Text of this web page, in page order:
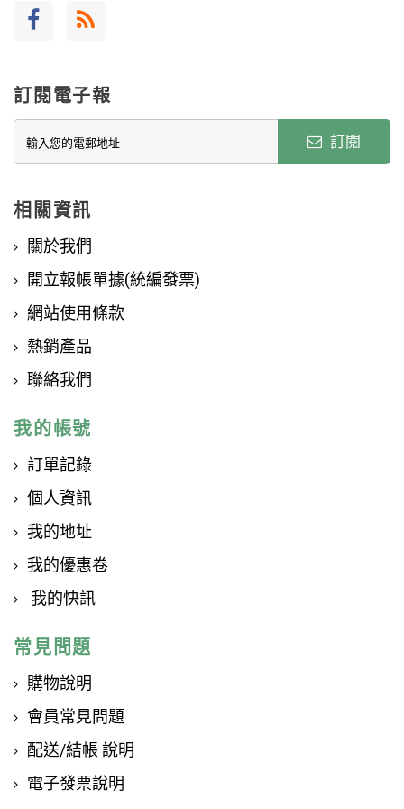
訂閱電子報
訂閱
相關資訊
關於我們
開立報帳單據(統編發票)
網站使用條款
熱銷產品
聯絡我們
我的帳號
訂單記錄
個人資訊
我的地址
我的優惠卷
我的快訊
常見問題
購物說明
會員常見問題
配送/結帳 說明
電子發票說明